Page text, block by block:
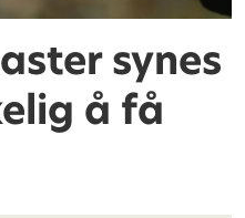
synes
å få